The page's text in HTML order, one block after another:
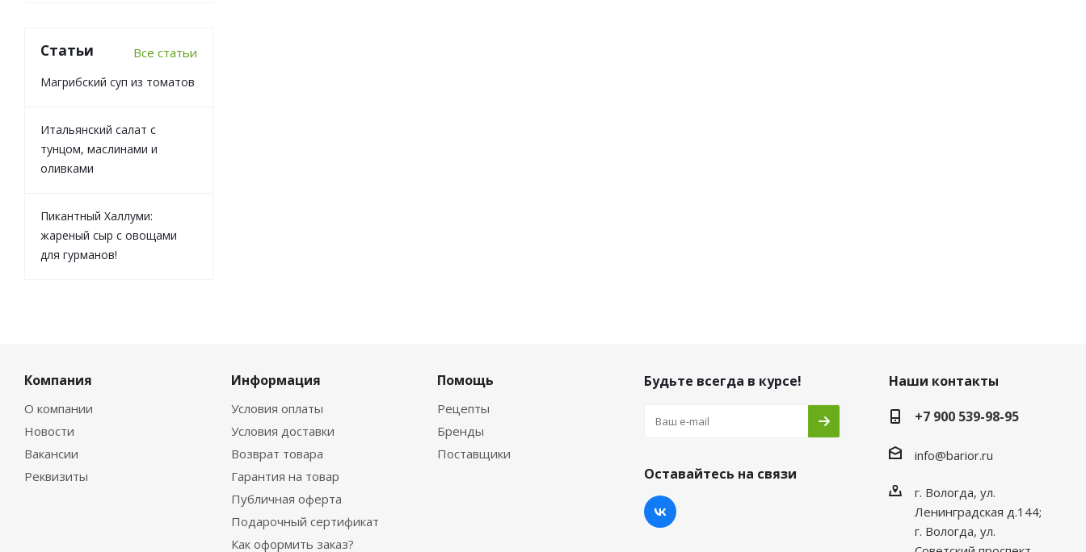
Статьи Все статьи
Магрибский суп из томатов
Итальянский салат с
тунцом, маслинами и
оливками
Пикантный Халлуми:
жареный сыр с овощами
для гурманов!
Компания
О компании
Новости
Вакансии
Реквизиты
Информация
Условия оплаты
Условия доставки
Возврат товара
Гарантия на товар
Публичная оферта
Подарочный сертификат
Как оформить заказ?
Помощь
Рецепты
Бренды
Поставщики
Будьте всегда в курсе!
Оставайтесь на связи
Наши контакты
+7 900 539-98-95
info@barior.ru
г. Вологда, ул.
Ленинградская д.144;
г. Вологда, ул.